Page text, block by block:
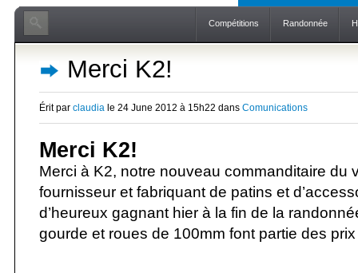
Compétitions Randonnée
Merci K2!
Érit par claudia le 24 June 2012 à 15h22 dans Comunications
Merci K2!
Merci à K2, notre nouveau commanditaire du
fournisseur et fabriquant de patins et
d’heureux gagnant hier à la fin de la
gourde et roues de 100mm font partie des